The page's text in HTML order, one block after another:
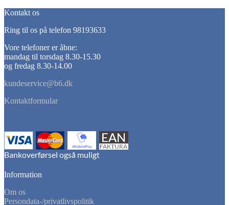
Kontakt os
Ring til os på telefon 98193633
Vore telefoner er åbne:
mandag til torsdag 8.30-15.30
og fredag 8.30-14.00
kundeservice@b6.dk
Kontaktformular
Information
Om os
Persondata-/privatlivspolitik